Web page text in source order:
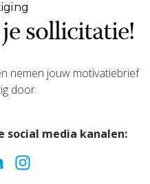
sollicitatie!
nemen jouw motivatiebrief
door.
social media kanalen: